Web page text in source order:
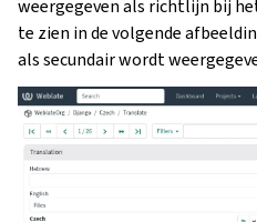
weergegeven als richtlijn bij
te zien in de volgende
als secundair wordt